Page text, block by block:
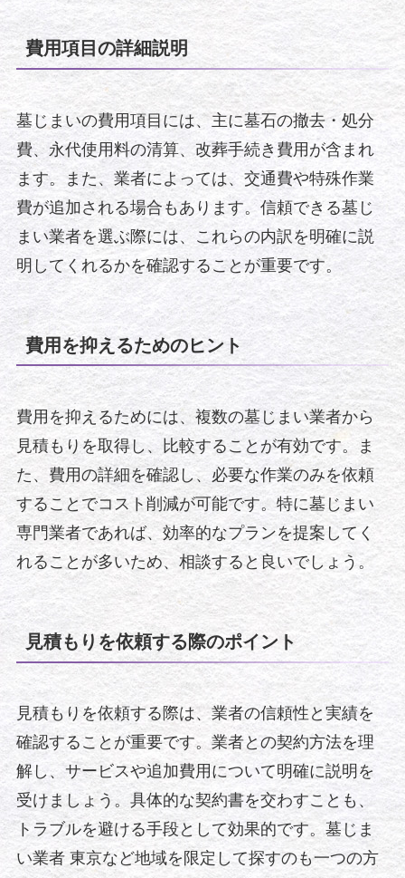
費用項目の詳細説明
墓じまいの費用項目には、主に墓石の撤去・処分
費、永代使用料の清算、改葬手続き費用が含まれ
ます。また、業者によっては、交通費や特殊作業
費が追加される場合もあります。信頼できる墓じ
まい業者を選ぶ際には、これらの内訳を明確に説
明してくれるかを確認することが重要です。
費用を抑えるためのヒント
費用を抑えるためには、複数の墓じまい業者から
見積もりを取得し、比較することが有効です。ま
た、費用の詳細を確認し、必要な作業のみを依頼
することでコスト削減が可能です。特に墓じまい
専門業者であれば、効率的なプランを提案してく
れることが多いため、相談すると良いでしょう。
見積もりを依頼する際のポイント
見積もりを依頼する際は、業者の信頼性と実績を
確認することが重要です。業者との契約方法を理
解し、サービスや追加費用について明確に説明を
受けましょう。具体的な契約書を交わすことも、
トラブルを避ける手段として効果的です。墓じま
い業者 東京など地域を限定して探すのも一つの方